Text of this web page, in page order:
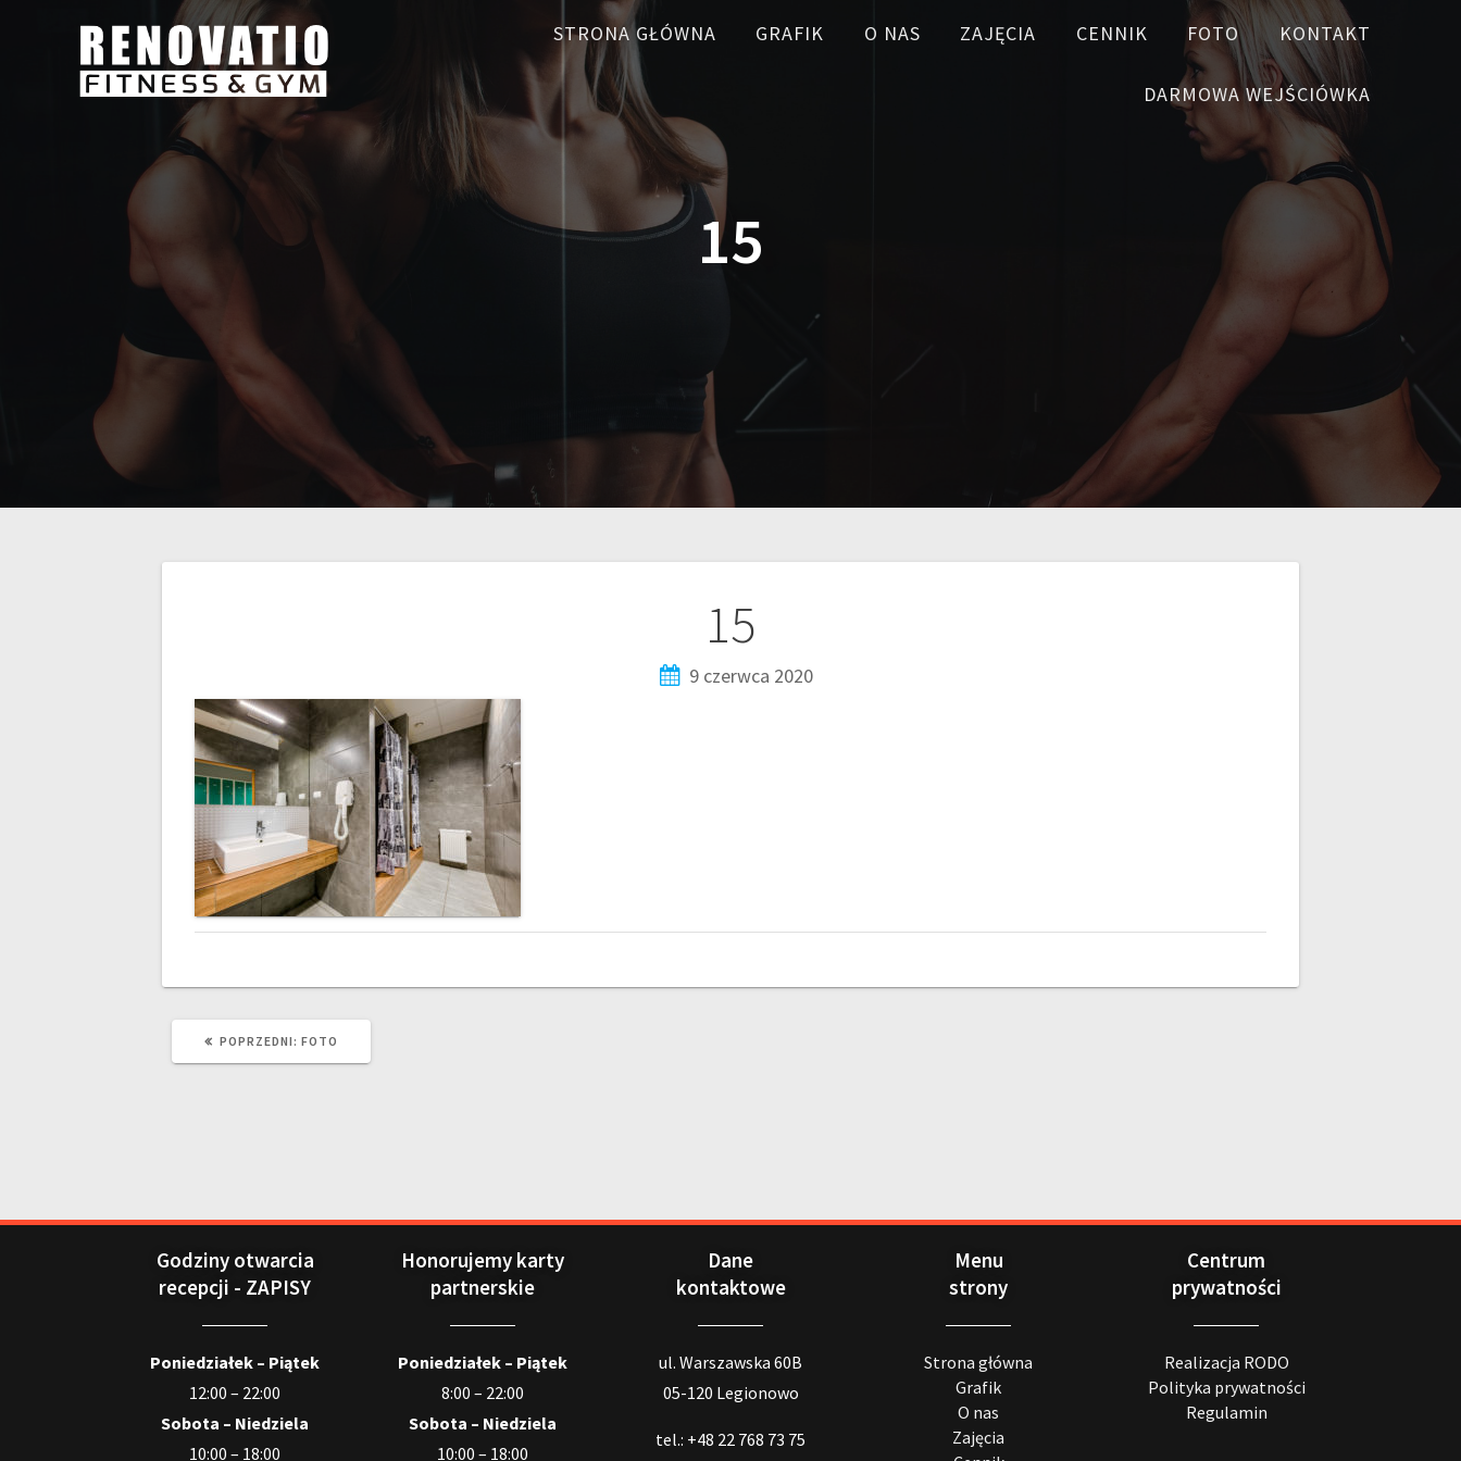
STRONA GŁÓWNA GRAFIK O NAS ZAJĘCIA CENNIK FOTO KONTAKT
DARMOWA WEJŚCIÓWKA
15
15
9 czerwca 2020
POPRZEDNI: FOTO
Godziny otwarcia
recepcji - ZAPISY
Poniedziałek – Piątek
12:00 – 22:00
Sobota – Niedziela
10:00 – 18:00
Honorujemy karty
partnerskie
Poniedziałek – Piątek
8:00 – 22:00
Sobota – Niedziela
10:00 – 18:00
Dane
kontaktowe
ul. Warszawska 60B
05-120 Legionowo
tel.: +48 22 768 73 75
Menu
strony
Strona główna
Grafik
O nas
Zajęcia
Centrum
prywatności
Realizacja RODO
Polityka prywatności
Regulamin